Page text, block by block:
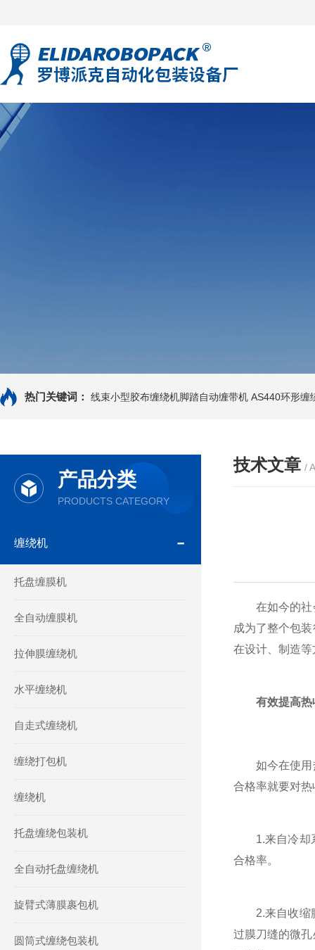
热门关键词： 线束小型胶布缠绕机脚踏自动缠带机 AS440环形缠
产品分类
PRODUCTS CATEGORY
缠绕机
托盘缠膜机
全自动缠膜机
拉伸膜缠绕机
水平缠绕机
自走式缠绕机
缠绕打包机
缠绕机
托盘缠绕包装机
全自动托盘缠绕机
旋臂式薄膜裹包机
圆筒式缠绕包装机
技术文章 /
在如今的社会
成为了整个包
在设计、制造
有效提高
如今在使用热
合格率就要对
1.来自冷却系
合格率。
2.来自收缩膜
过膜刀缝的微